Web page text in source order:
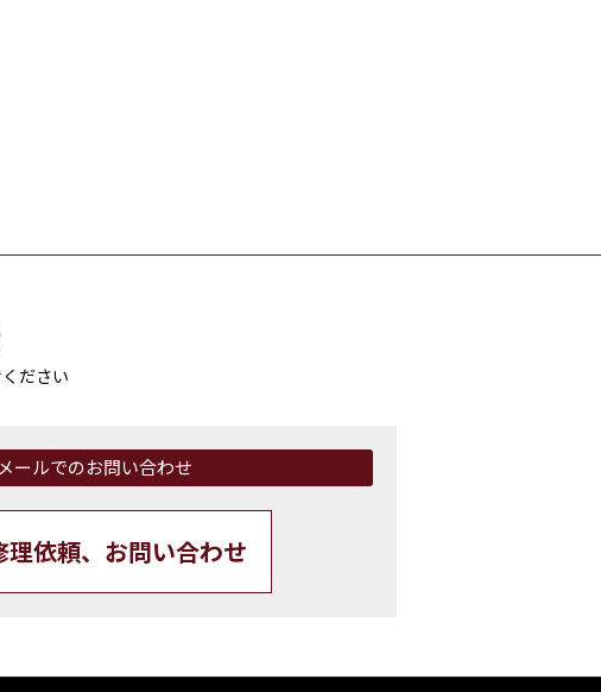
ださい
メールでのお問い合わせ
理依頼、お問い合わせ